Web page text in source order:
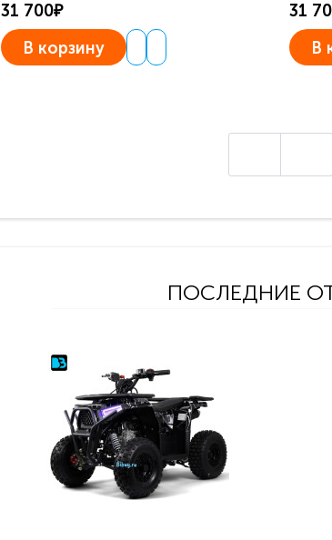
31 700₽
В корзину
31
В
ПОСЛЕДНИЕ